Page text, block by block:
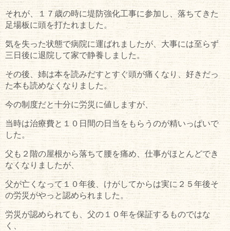
それが、１７歳の時に堤防強化工事に参加し、落ちてきた
足場板に頭を打たれました。
気を失った状態で病院に運ばれましたが、大事には至らず
三日後に退院して家で静養しました。
その後、姉は本を読みだすとすぐ頭が痛くなり、好きだっ
た本も読めなくなりました。
今の制度だと十分に労災に値しますが、
当時は治療費と１０日間の日当をもらうのが精いっぱいで
した。
父も２階の屋根から落ちて腰を痛め、仕事がほとんどでき
なくなりましたが、
父が亡くなって１０年後、けがしてからは実に２５年後そ
の労災がやっと認められました。
労災が認められても、父の１０年を保証するものではな
く、